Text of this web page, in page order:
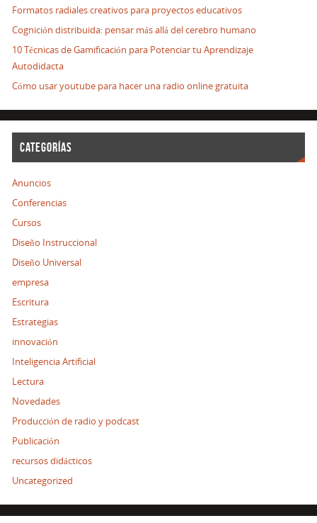
Formatos radiales creativos para proyectos educativos
Cognición distribuida: pensar más allá del cerebro humano
10 Técnicas de Gamificación para Potenciar tu Aprendizaje
Autodidacta
Cómo usar youtube para hacer una radio online gratuita
CATEGORÍAS
Anuncios
Conferencias
Cursos
Diseño Instruccional
Diseño Universal
empresa
Escritura
Estrategias
innovación
Inteligencia Artificial
Lectura
Novedades
Producción de radio y podcast
Publicación
recursos didácticos
Uncategorized